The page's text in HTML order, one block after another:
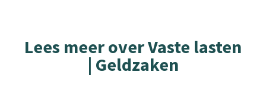
Lees meer over Vaste lasten
| Geldzaken